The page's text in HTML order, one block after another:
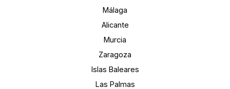
Málaga
Alicante
Murcia
Zaragoza
Islas Baleares
Las Palmas